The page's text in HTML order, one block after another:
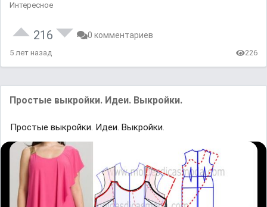
Интересное
216 0 комментариев
5 лет назад 226
Простые выкройки. Идеи. Выкройки.
Простые выкройки. Идеи. Выкройки.